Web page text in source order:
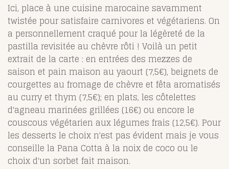
Ici, place à une cuisine marocaine savamment
twistée pour satisfaire carnivores et végétariens. On
a personnellement craqué pour la légèreté de la
pastilla revisitée au chèvre rôti ! Voilà un petit
extrait de la carte : en entrées des mezzes de
saison et pain maison au yaourt (7,5€), beignets de
courgettes au fromage de chèvre et fêta aromatisés
au curry et thym (7,5€); en plats, les côtelettes
d'agneau marinées grillées (16€) ou encore le
couscous végétarien aux légumes frais (12,5€). Pour
les desserts le choix n'est pas évident mais je vous
conseille la Pana Cotta à la noix de coco ou le
choix d'un sorbet fait maison.